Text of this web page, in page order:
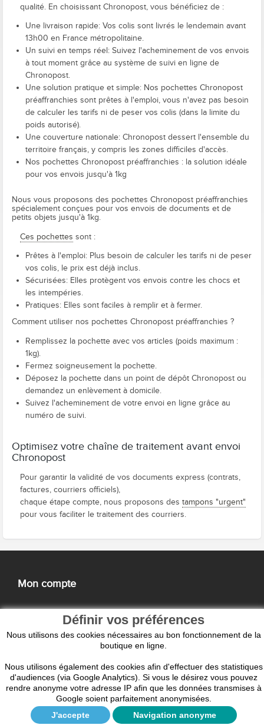
qualité. En choisissant Chronopost, vous bénéficiez de :
Une livraison rapide: Vos colis sont livrés le lendemain avant
13h00 en France métropolitaine.
Un suivi en temps réel: Suivez l'acheminement de vos envois
à tout moment grâce au système de suivi en ligne de
Chronopost.
Une solution pratique et simple: Nos pochettes Chronopost
préaffranchies sont prêtes à l'emploi, vous n'avez pas besoin
de calculer les tarifs ni de peser vos colis (dans la limite du
poids autorisé).
Une couverture nationale: Chronopost dessert l'ensemble du
territoire français, y compris les zones difficiles d'accès.
Nos pochettes Chronopost préaffranchies : la solution idéale
pour vos envois jusqu'à 1kg
Nous vous proposons des pochettes Chronopost préaffranchies
spécialement conçues pour vos envois de documents et de
petits objets jusqu'à 1kg.
Ces pochettes sont :
Prêtes à l'emploi: Plus besoin de calculer les tarifs ni de peser
vos colis, le prix est déjà inclus.
Sécurisées: Elles protègent vos envois contre les chocs et
les intempéries.
Pratiques: Elles sont faciles à remplir et à fermer.
Comment utiliser nos pochettes Chronopost préaffranchies ?
Remplissez la pochette avec vos articles (poids maximum :
1kg).
Fermez soigneusement la pochette.
Déposez la pochette dans un point de dépôt Chronopost ou
demandez un enlèvement à domicile.
Suivez l'acheminement de votre envoi en ligne grâce au
numéro de suivi.
Optimisez votre chaîne de traitement avant envoi
Chronopost
Pour garantir la validité de vos documents express (contrats,
factures, courriers officiels),
chaque étape compte, nous proposons des tampons "urgent"
pour vous faciliter le traitement des courriers.
Mon compte
Informations
Nos Services
Navigation anonymisée
Définir vos préférences
Nous utilisons des cookies nécessaires au bon fonctionnement de la
boutique en ligne.
Nous utilisons également des cookies afin d'effectuer des statistiques
d'audiences (via Google Analytics). Si vous le désirez vous pouvez
rendre anonyme votre adresse IP afin que les données transmises à
Google soient parfaitement anonymisées.
J'accepte
Navigation anonyme